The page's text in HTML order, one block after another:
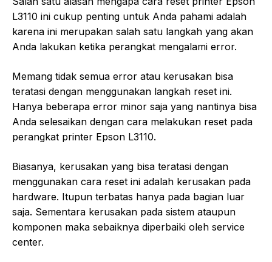
L3110 ini cukup penting untuk Anda pahami adalah
karena ini merupakan salah satu langkah yang akan
Anda lakukan ketika perangkat mengalami error.
Memang tidak semua error atau kerusakan bisa
teratasi dengan menggunakan langkah reset ini.
Hanya beberapa error minor saja yang nantinya bisa
Anda selesaikan dengan cara melakukan reset pada
perangkat printer Epson L3110.
Biasanya, kerusakan yang bisa teratasi dengan
menggunakan cara reset ini adalah kerusakan pada
hardware. Itupun terbatas hanya pada bagian luar
saja. Sementara kerusakan pada sistem ataupun
komponen maka sebaiknya diperbaiki oleh service
center.